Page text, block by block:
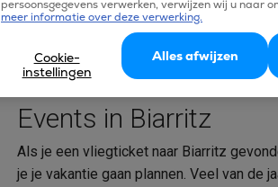
Events in Biarritz
Als je een vliegticket naar Biarritz
je je vakantie gaan plannen. Veel van de
persoonsgegevens verwerken, verwijzen wij u naar
meer informatie over deze verwerking.
Cookie-
instellingen
Alles afwijzen